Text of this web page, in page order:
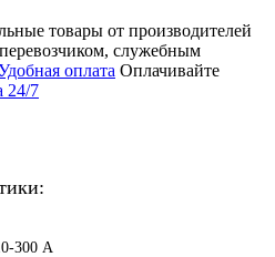
товары от производителей
служебным
оплата Оплачивайте
24/7
300 А